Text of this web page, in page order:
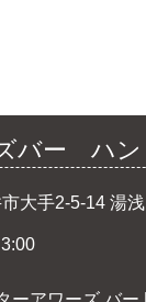
バー ハン
大手2-5-14 湯